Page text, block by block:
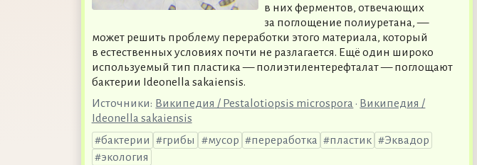
в них ферментов, отвечающих
за поглощение полиуретана, —
может решить проблему переработки этого материала, который
в естественных условиях почти не разлагается. Ещё один широко
используемый тип пластика — полиэтилентерефталат — поглощают
бактерии Ideonella sakaiensis.
Источники: Википедия / Pestalotiopsis microspora • Википедия /
Ideonella sakaiensis
бактерии
грибы мусор переработка пластик
Эквадор
экология